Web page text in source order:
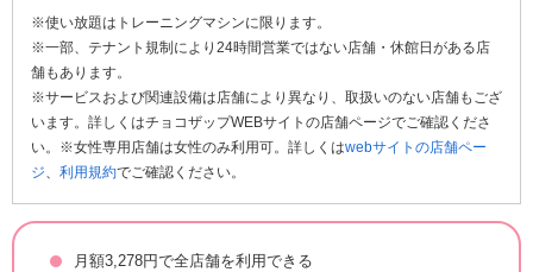
※使い放題はトレーニングマシンに限ります。
※一部、テナント規制により24時間営業ではない店舗・休館日がある店
舗もあります。
※サービスおよび関連設備は店舗により異なり、取扱いのない店舗もござ
います。詳しくはチョコザップWEBサイトの店舗ページでご確認くださ
い。※女性専用店舗は女性のみ利用可。詳しくはwebサイトの店舗ペー
ジ、 利用規約でご確認ください。
月額3,278円で全店舗を利用できる